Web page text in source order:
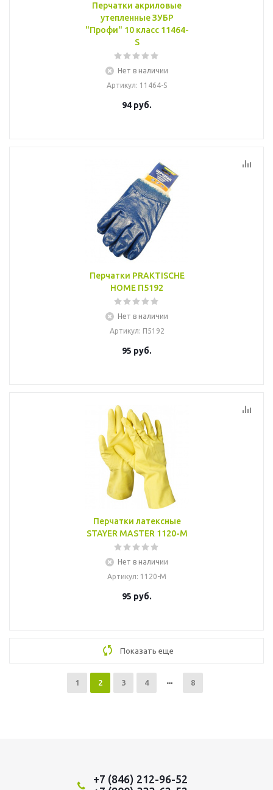
Перчатки акриловые
утепленные ЗУБР
"Профи" 10 класс 11464-
S
Нет в наличии
Артикул: 11464-S
94 руб.
Перчатки PRAKTISCHE
HOME П5192
Нет в наличии
Артикул: П5192
95 руб.
Перчатки латексные
STAYER MASTER 1120-M
Нет в наличии
Артикул: 1120-M
95 руб.
Показать еще
1 2 3 4 8
+7 (846) 212-96-52